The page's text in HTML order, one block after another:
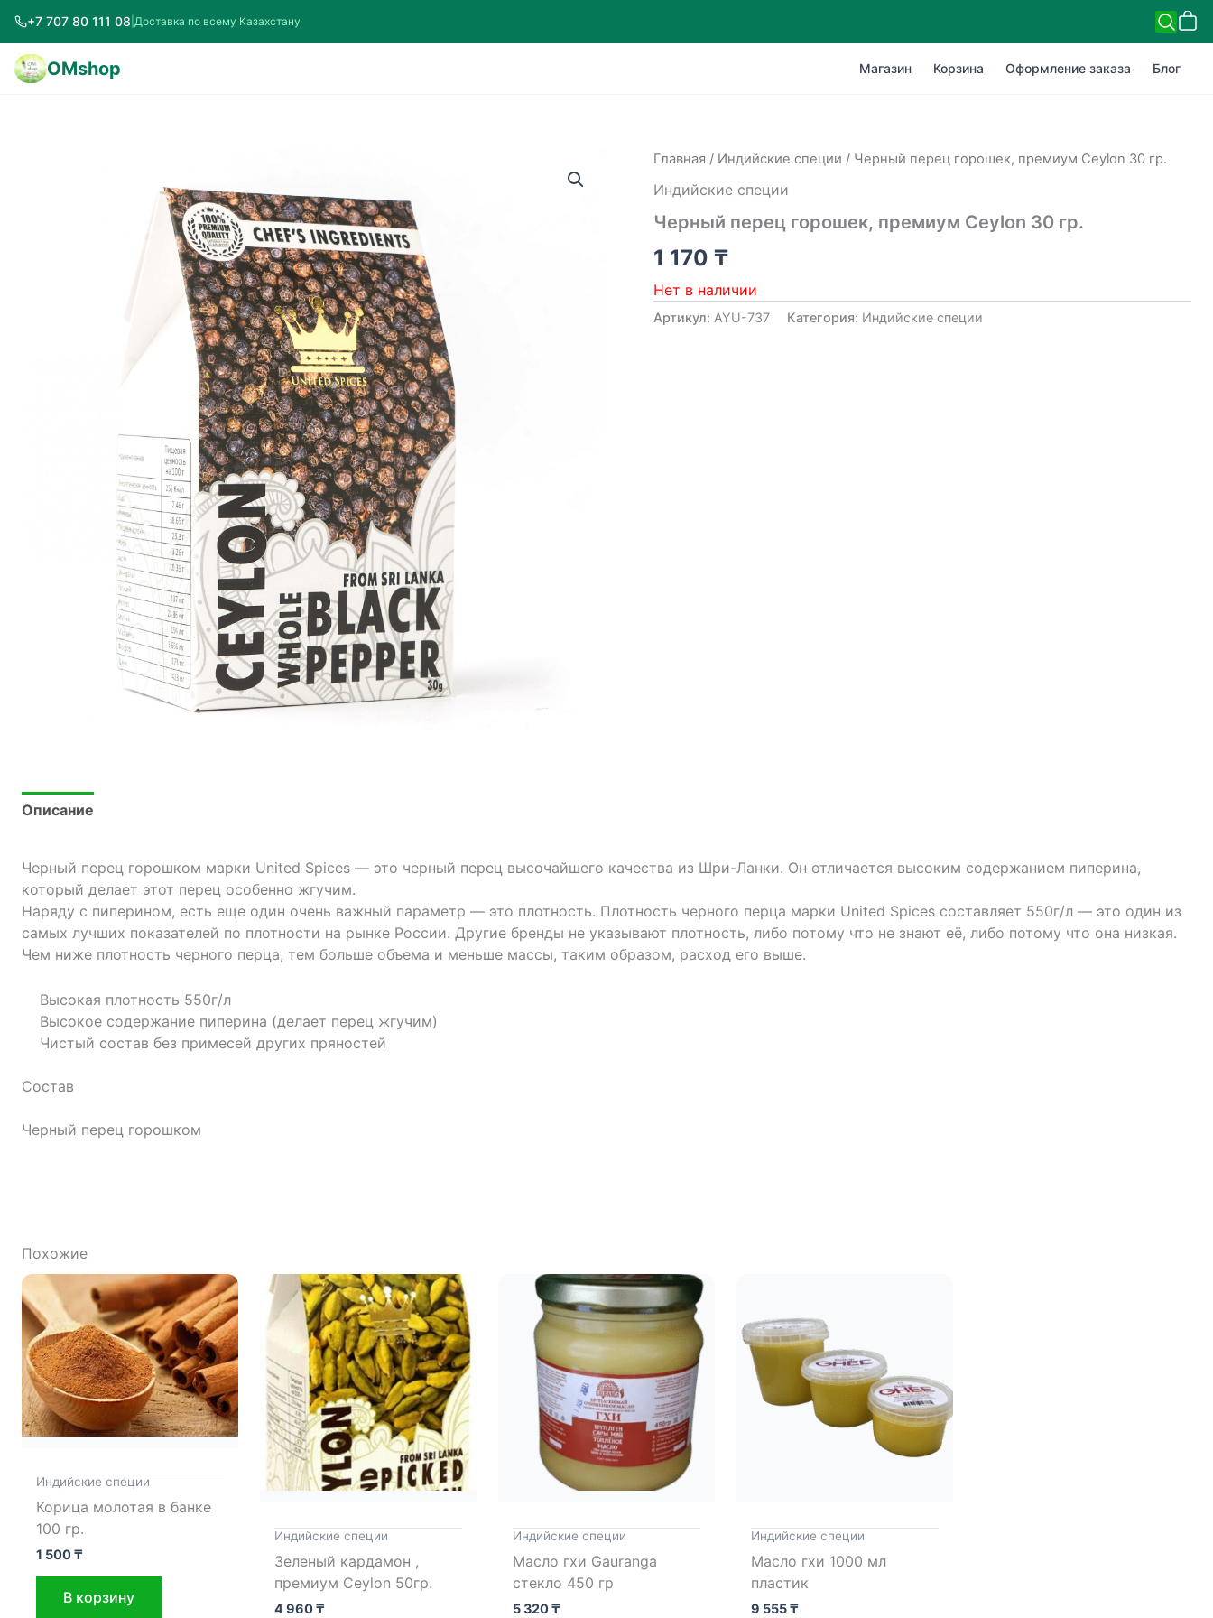
+7 707 80 111 08 Доставка по всему Казахстану
OMshop Магазин Корзина Оформление заказа Блог
Главная / Индийские специи / Черный перец горошек, премиум Ceylon 30 гр.
Индийские специи
Черный перец горошек, премиум Ceylon 30 гр.
1 170 ₸
Нет в наличии
Артикул: AYU-737 Категория: Индийские специи
Описание
Черный перец горошком марки United Spices — это черный перец высочайшего качества из Шри-Ланки. Он отличается высоким содержанием пиперина,
который делает этот перец особенно жгучим.
Наряду с пиперином, есть еще один очень важный параметр — это плотность. Плотность черного перца марки United Spices составляет 550г/л — это один из
самых лучших показателей по плотности на рынке России. Другие бренды не указывают плотность, либо потому что не знают её, либо потому что она низкая.
Чем ниже плотность черного перца, тем больше объема и меньше массы, таким образом, расход его выше.
Высокая плотность 550г/л
Высокое содержание пиперина (делает перец жгучим)
Чистый состав без примесей других пряностей
Состав
Черный перец горошком
Похожие
Индийские специи
Корица молотая в банке
100 гр.
1 500₸
В корзину
Индийские специи
Зеленый кардамон ,
премиум Ceylon 50гр.
4 960₸
Индийские специи
Масло гхи Gauranga
стекло 450 гр
5 320₸
Индийские специи
Масло гхи 1000 мл
пластик
9 555₸